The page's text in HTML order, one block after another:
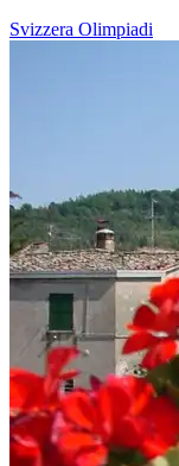
Svizzera Olimpiadi